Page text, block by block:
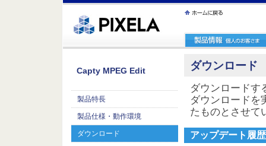
繝ｳ繧ｯ縺ｧ縺吶�
Capty MPEG Edit
製品特長
製品仕様・動作環境
ダウンロード
ダウンロード
ダウンロードす
ダウンロードを
たものとさせて
アップデート履